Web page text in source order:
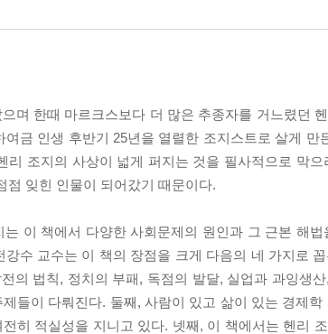
며 한때 마르크스보다 더 많은 추종자를 거느렸던
금 인생 후반기 25년을 열렬한 조지스트로 살게 만
조지의 사상이 넓게 퍼지는 것을 필사적으로 막
점 잊힌 인물이 되어갔기 때문이다.
이 책에서 다양한 사회문제의 원인과 그 근본 해
수 교수는 이 책의 장점을 크게 다음의 네 가지로
의 법칙, 정치의 부패, 독점의 발달, 실업과 과잉생
들이 다뤄진다. 둘째, 사람이 있고 삶이 있는 경제
히 적실성을 지니고 있다. 넷째, 이 책에서는 헨리